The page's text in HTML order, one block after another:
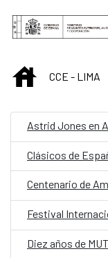
Saltar al
INICIOCCE - LIMA
Astrid Jones en
Clásicos de
Centenario de
Festival
Diez años de